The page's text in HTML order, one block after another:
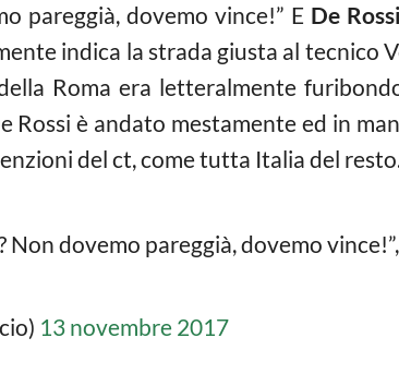
pareggià, dovemo vince!” E De Rossi
indica la strada giusta al tecnico
Roma era letteralmente
Rossi è andato mestamente ed in
del ct, come tutta Italia del
Non dovemo pareggià, dovemo
13 novembre 2017